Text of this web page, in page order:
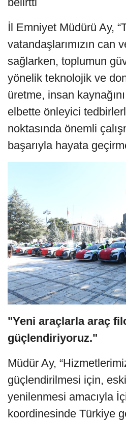
İl Emniyet Müdürü Ay,
vatandaşlarımızın can
sağlarken, toplumun
yönelik teknolojik ve
üretme, insan
elbette önleyici
noktasında önemli
başarıyla hayata
"Yeni araçlarla araç
güçlendiriyoruz."
Müdür Ay,
güçlendirilmesi için,
yenilenmesi amacıyla
koordinesinde Türkiye